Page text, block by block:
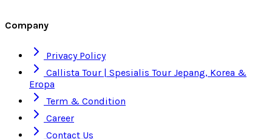
Company
Privacy Policy
Callista Tour | Spesialis Tour Jepang, Korea &
Eropa
Term & Condition
Career
Contact Us